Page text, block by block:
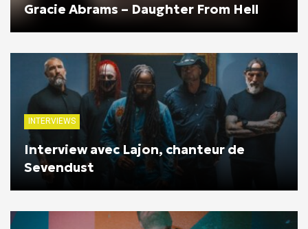
Gracie Abrams – Daughter From Hell
INTERVIEWS
Interview avec Lajon, chanteur de
Sevendust